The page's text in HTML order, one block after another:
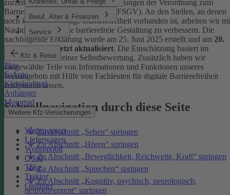
Beruf, Alter & Finanzen
Service
Kfz & Reise
Pkw
E-Auto
Kleinkraftrad
Anhänger
Motorrad
Weitere Kfz-Versicherungen
Wohnwagen
Lieferwagen
Wohnmobil
Quad
Trike
Traktor
Oldtimer
zurzeit nicht vollständig die Anforderungen der Verordnung zum
Barrierefreiheitsstärkungsgesetz (BFSGV). An den Stellen, an denen
noch keine vollständige Barrierefreiheit vorhanden ist, arbeiten wir
Nachdruck daran, die barrierefreie Gestaltung zu verbessern. Die
nachfolgende Erklärung wurde am 25. Juni 2025 erstellt und am 20.
Januar 2026 zuletzt aktualisiert. Die Einschätzung basiert im
Wesentlichen auf einer Selbstbewertung. Zusätzlich haben wir
ausgewählte Teile von Informationen und Funktionen unseres
Webangebots mit Hilfe von Fachleuten für digitale Barrierefreiheit
analysieren lassen.
Schnellnavigation durch diese Seite
Zu Abschnitt „Sehen“ springen
Zu Abschnitt „Hören“ springen
Zu Abschnitt „Beweglichkeit, Reichweite, Kraft“ springen
Zu Abschnitt „Sprechen“ springen
Zu Abschnitt „Kognitiv, psychisch, neurologisch,
neurodivergent“ springen